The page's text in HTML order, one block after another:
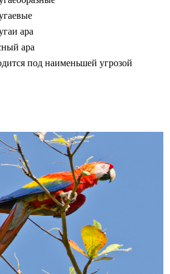
ара
ара
под наименьшей угрозой